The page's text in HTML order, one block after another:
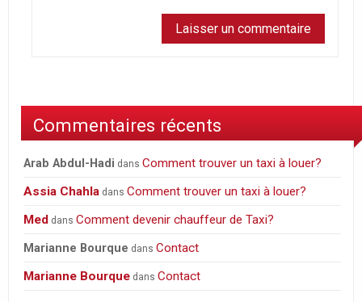
Commentaires récents
Arab Abdul-Hadi dansComment trouver un taxi à louer?
Assia Chahla dansComment trouver un taxi à louer?
Med dansComment devenir chauffeur de Taxi?
Marianne Bourque dansContact
Marianne Bourque dansContact